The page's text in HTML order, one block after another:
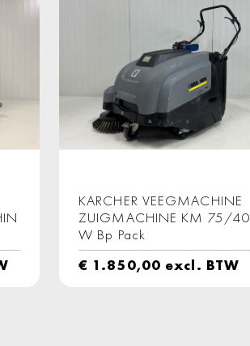
KARCHER VEEGMACHINE
ZUIGMACHINE KM 75/40
W Bp Pack
€ 1.850,00 excl. BTW